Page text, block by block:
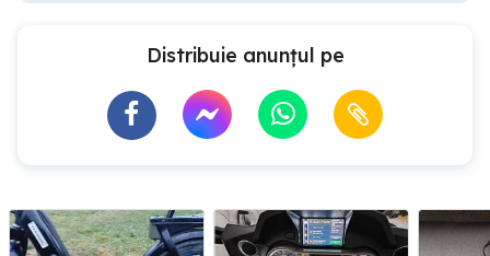
Distribuie anunțul pe